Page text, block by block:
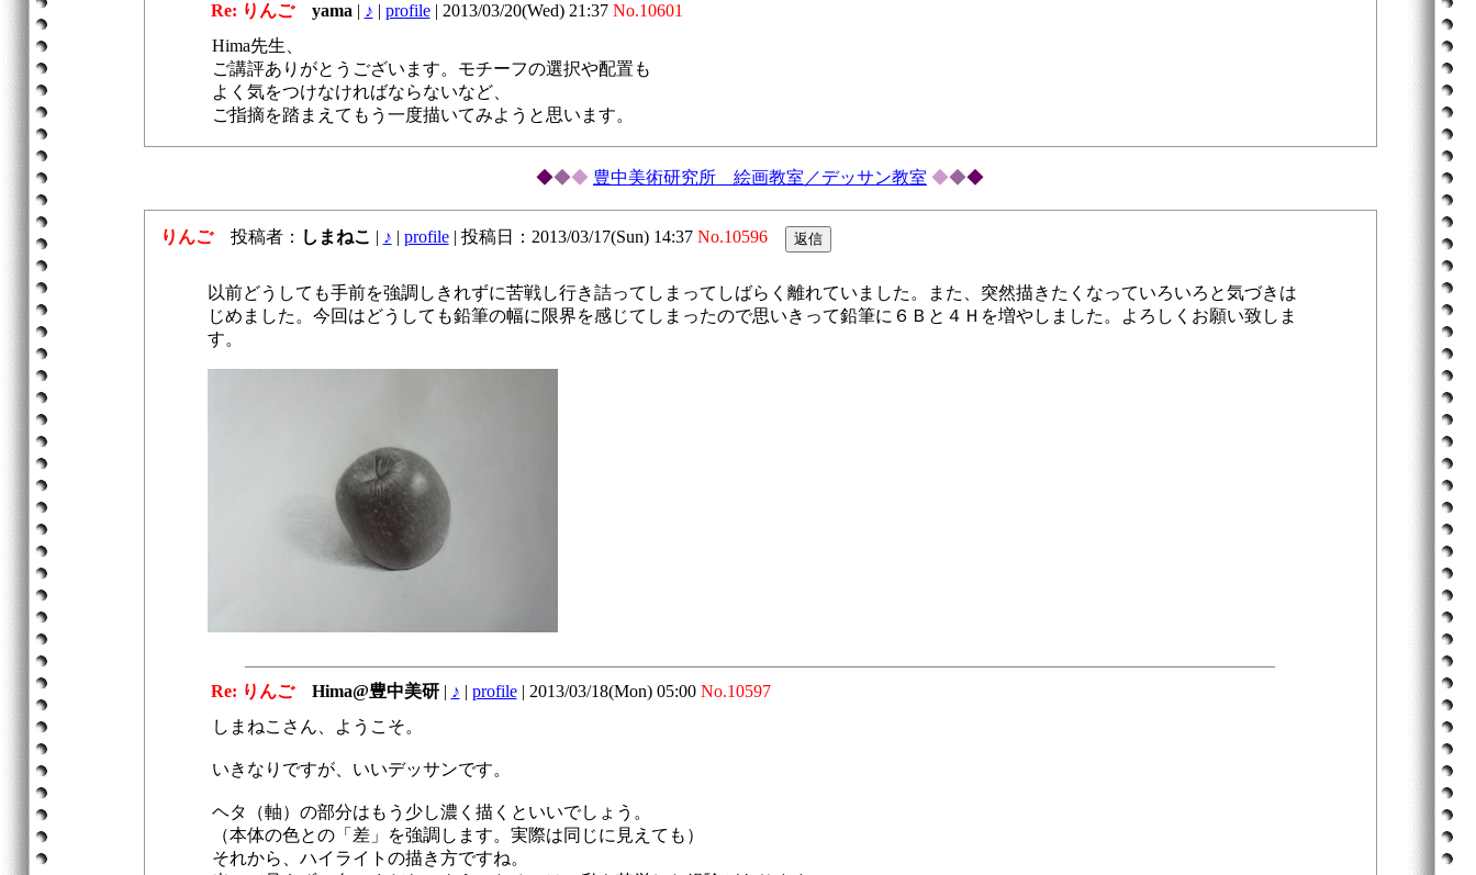
Re: りんご yama | ♪ | profile| 2013/03/20(Wed) 21:37 No.10601
Hima先生、
ご講評ありがとうございます。モチーフの選択や配置も
よく気をつけなければならないなど、
ご指摘を踏まえてもう一度描いてみようと思います。
◆◆◆ 豊中美術研究所 絵画教室／デッサン教室 ◆◆◆
りんご投稿者： しまねこ | ♪ | profile| 投稿日：2013/03/17(Sun) 14:37 No.10596
以前どうしても手前を強調しきれずに苦戦し行き詰ってしまってしばらく離れていました。また、突然描きたくなっていろいろと気づきは
じめました。今回はどうしても鉛筆の幅に限界を感じてしまったので思いきって鉛筆に６Ｂと４Ｈを増やしました。よろしくお願い致しま
す。
Re: りんご Hima@豊中美研 | ♪ | profile| 2013/03/18(Mon) 05:00 No.10597
しまねこさん、ようこそ。
いきなりですが、いいデッサンです。
ヘタ（軸）の部分はもう少し濃く描くといいでしょう。
（本体の色との「差」を強調します。実際は同じに見えても）
それから、ハイライトの描き方ですね。